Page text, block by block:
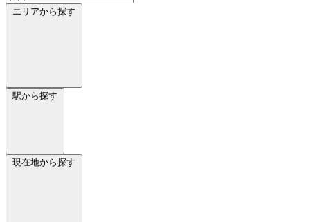
エリアから探す
駅から探す
現在地から探す